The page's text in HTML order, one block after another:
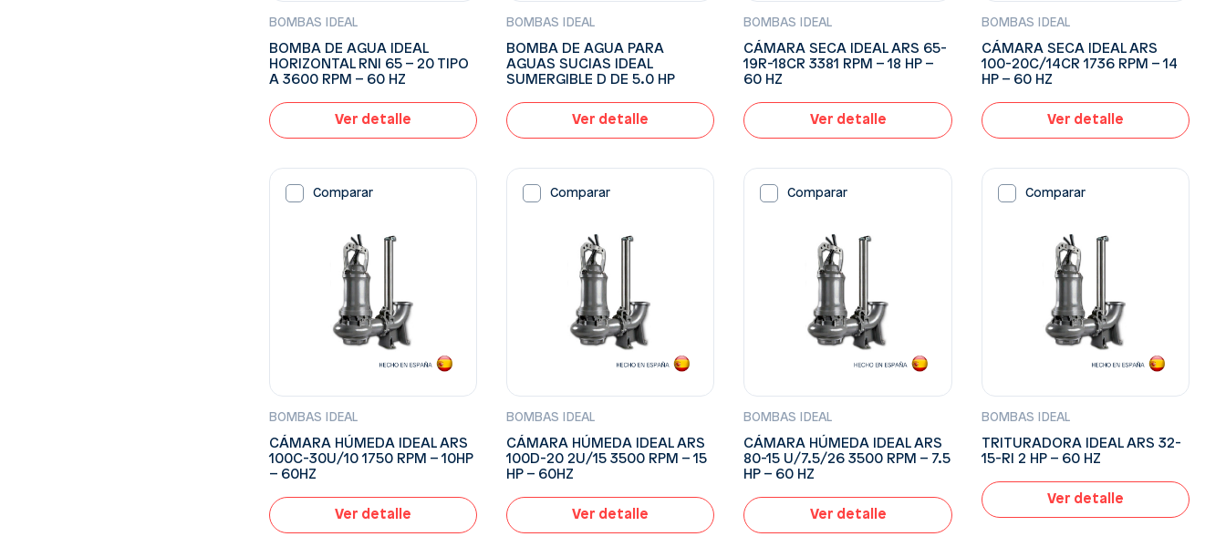
BOMBAS IDEAL
BOMBA DE AGUA IDEAL
HORIZONTAL RNI 65 – 20 TIPO
A 3600 RPM – 60 HZ
Ver detalle
BOMBAS IDEAL
BOMBA DE AGUA PARA
AGUAS SUCIAS IDEAL
SUMERGIBLE D DE 5.0 HP
Ver detalle
BOMBAS IDEAL
CÁMARA SECA IDEAL ARS 65-
19R-18CR 3381 RPM – 18 HP –
60 HZ
Ver detalle
BOMBAS IDEAL
CÁMARA SECA IDEAL ARS
100-20C/14CR 1736 RPM – 14
HP – 60 HZ
Ver detalle
Comparar
BOMBAS IDEAL
CÁMARA HÚMEDA IDEAL ARS
100C-30U/10 1750 RPM – 10HP
– 60HZ
Ver detalle
Comparar
BOMBAS IDEAL
CÁMARA HÚMEDA IDEAL ARS
100D-20 2U/15 3500 RPM – 15
HP – 60HZ
Ver detalle
Comparar
BOMBAS IDEAL
CÁMARA HÚMEDA IDEAL ARS
80-15 U/7.5/26 3500 RPM – 7.5
HP – 60 HZ
Ver detalle
Comparar
BOMBAS IDEAL
TRITURADORA IDEAL ARS 32-
15-RI 2 HP – 60 HZ
Ver detalle